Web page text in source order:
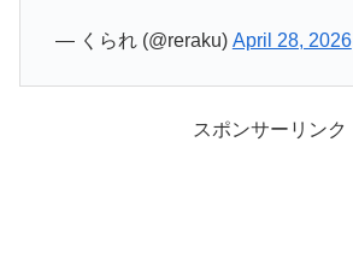
— くられ (@reraku) April 28, 2026
スポンサーリンク